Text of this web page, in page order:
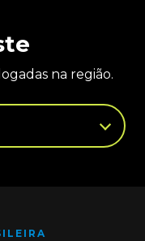
gerados ao
na região.